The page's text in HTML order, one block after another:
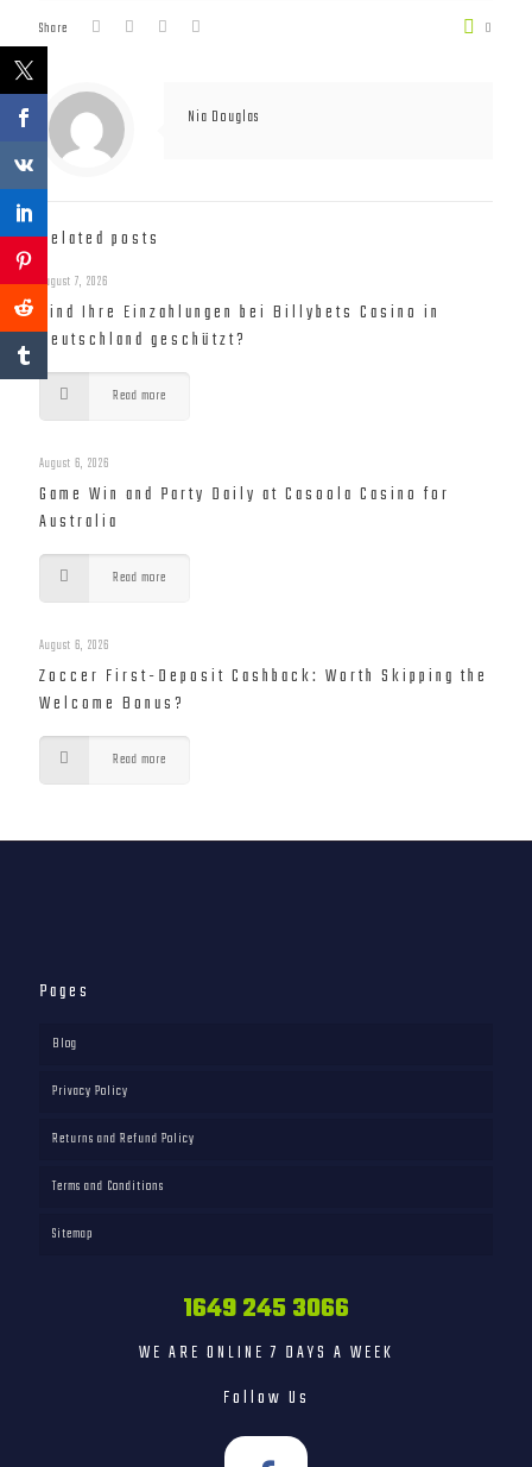
Share 0
Nia Douglas
Related posts
August 7, 2026
Sind Ihre Einzahlungen bei Billybets Casino in
Deutschland geschützt?
Read more
August 6, 2026
Game Win and Party Daily at Casoola Casino for
Australia
Read more
August 6, 2026
Zoccer First-Deposit Cashback: Worth Skipping the
Welcome Bonus?
Read more
Pages
Blog
Privacy Policy
Returns and Refund Policy
Terms and Conditions
Sitemap
1649 245 3066
WE ARE ONLINE 7 DAYS A WEEK
Follow Us